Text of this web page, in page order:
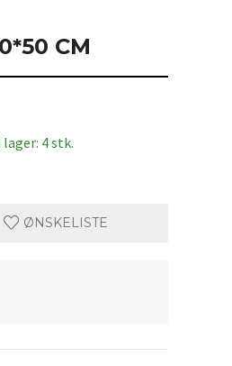
CM
lager: 4 stk.
ØNSKELISTE